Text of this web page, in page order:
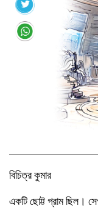
বিচিত্র কুমার
একটি ছোট্ট গ্রাম ছিল।